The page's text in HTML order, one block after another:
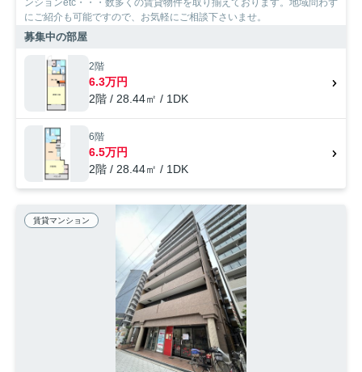
ンションetc・・・数多くの賃貸物件を取り揃えております。地域問わず
にご紹介も可能ですので、お気軽にご相談下さいませ。
募集中の部屋
2階
6.3万円
2階 / 28.44㎡ / 1DK
6階
6.5万円
2階 / 28.44㎡ / 1DK
賃貸マンション